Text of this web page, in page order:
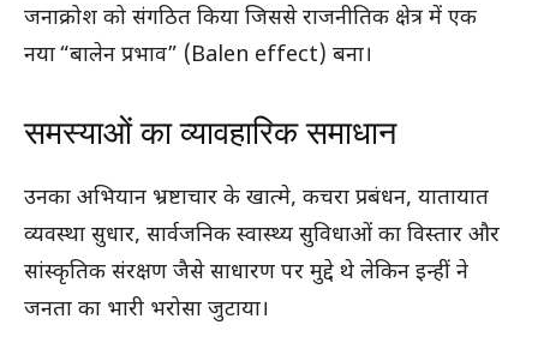
जनाक्रोश को संगठित किया जिससे राजनीतिक क्षेत्र में एक
नया “बालेन प्रभाव” (Balen effect) बना।
समस्याओं का व्यावहारिक समाधान
उनका अभियान भ्रष्टाचार के खात्मे, कचरा प्रबंधन, यातायात
व्यवस्था सुधार, सार्वजनिक स्वास्थ्य सुविधाओं का विस्तार और
सांस्कृतिक संरक्षण जैसे साधारण पर मुद्दे थे लेकिन इन्हीं ने
जनता का भारी भरोसा जुटाया।